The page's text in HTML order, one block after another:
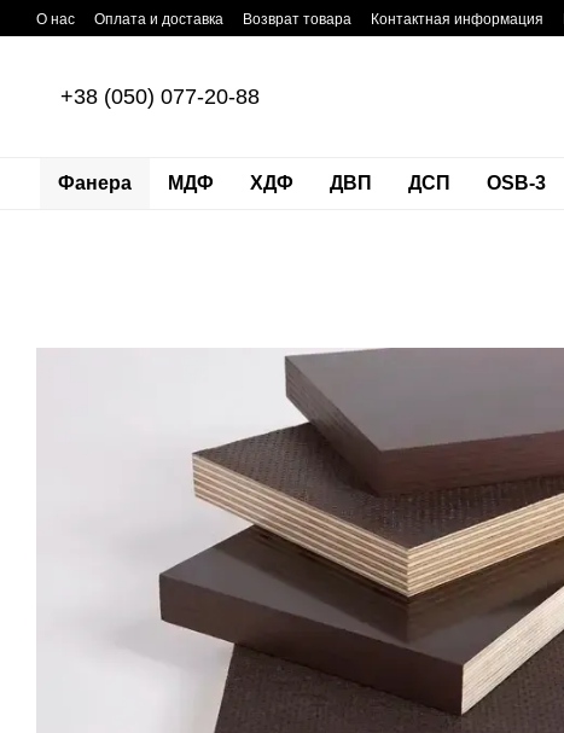
Перейти к основному контенту
О нас Оплата и доставка Возврат товара Контактная информация
+38 (050) 077-20-88
Фанера МДФ ХДФ ДВП ДСП OSB-3